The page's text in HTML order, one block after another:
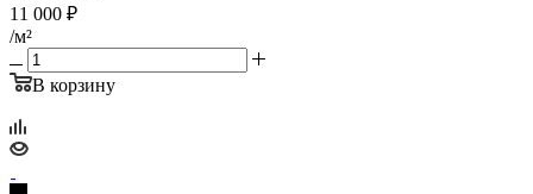
11 000 ₽
/м²
В корзину